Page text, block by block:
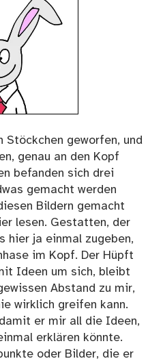
Stöckchen geworfen, und
genau an den Kopf
befanden sich drei
gemacht werden
Bildern gemacht
lesen. Gestatten, der
ja einmal zugeben,
im Kopf. Der Hüpft
Ideen um sich, bleibt
Abstand zu mir,
wirklich greifen kann.
er mir all die Ideen,
erklären könnte.
oder Bilder, die er